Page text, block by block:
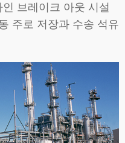
브레이크 아웃 시설
주로 저장과 수송 석유